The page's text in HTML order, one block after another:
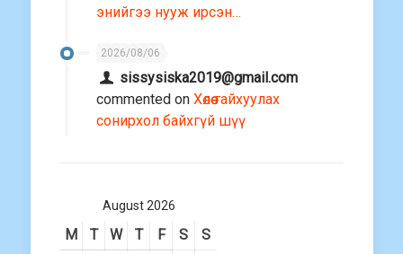
энийгээ нууж ирсэн…
2026/08/06
sissysiska2019@gmail.com
commented on Хөлөө гайхуулах
сонирхол байхгүй шүү
August 2026
M T W T F S
S